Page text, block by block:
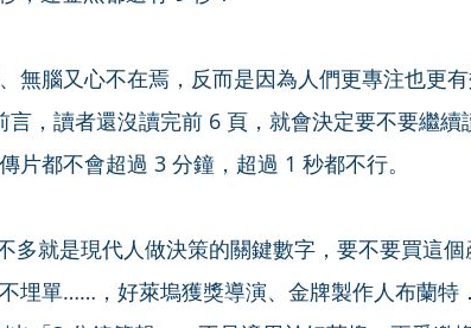
無腦又心不在焉，反而是因為人們更專注也更
，讀者還沒讀完前 6 頁，就會決定要不要繼
片都不會超過 3 分鐘，超過 1 秒都不行。
多就是現代人做決策的關鍵數字，要不要買這
埋單……，好萊塢獲獎導演、金牌製作人布蘭特